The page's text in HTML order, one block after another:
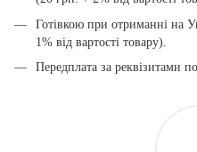
Готівкою при отриманні на
1% від вартості товару).
Передплата за реквізитами